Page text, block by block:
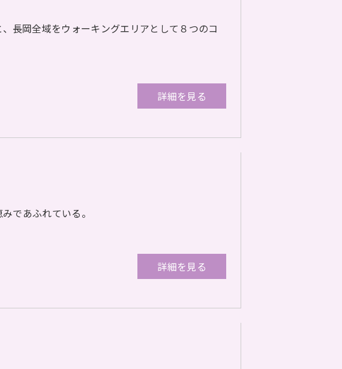
長岡全域をウォーキングエリアとして８つのコ
詳細を見る
であふれている。
詳細を見る